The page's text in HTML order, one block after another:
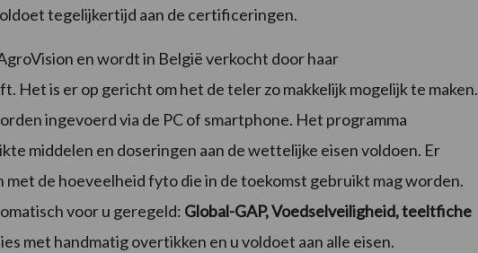
tegelijkertijd aan de certificeringen.
en wordt in België verkocht door haar
Het is er op gericht om het de teler zo makkelijk mogelijk te maken.
ingevoerd via de PC of smartphone. Het programma
middelen en doseringen aan de wettelijke eisen voldoen. Er
de hoeveelheid fyto die in de toekomst gebruikt mag worden.
voor u geregeld: Global-GAP, Voedselveiligheid, teeltfiche
met handmatig overtikken en u voldoet aan alle eisen.